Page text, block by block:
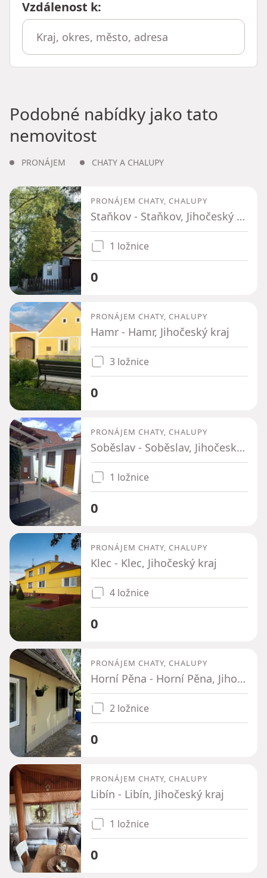
Vzdálenost k:
Podobné nabídky jako tato
nemovitost
PRONÁJEM CHATY A CHALUPY
PRONÁJEM CHATY, CHALUPY
Staňkov - Staňkov, Jihočeský kraj
1 ložnice
0
PRONÁJEM CHATY, CHALUPY
Hamr - Hamr, Jihočeský kraj
3 ložnice
0
PRONÁJEM CHATY, CHALUPY
Soběslav - Soběslav, Jihočeský kraj
1 ložnice
0
PRONÁJEM CHATY, CHALUPY
Klec - Klec, Jihočeský kraj
4 ložnice
0
PRONÁJEM CHATY, CHALUPY
Horní Pěna - Horní Pěna, Jihočeský kraj
2 ložnice
0
PRONÁJEM CHATY, CHALUPY
Libín - Libín, Jihočeský kraj
1 ložnice
0